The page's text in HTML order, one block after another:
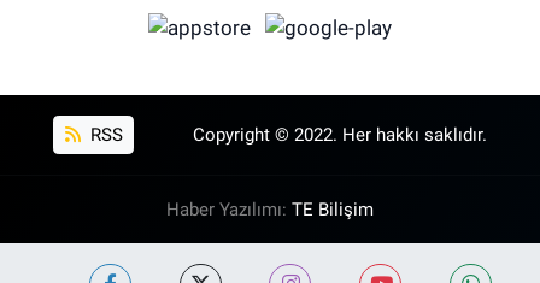
RSS Copyright © 2022. Her hakkı saklıdır.
Haber Yazılımı: TE Bilişim